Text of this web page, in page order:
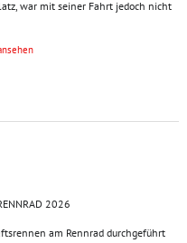
war mit seiner Fahrt jedoch nicht
2026
am Rennrad durchgeführt